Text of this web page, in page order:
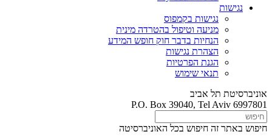
נגישות
נגישות בקמפוס
מניעה וטיפול בהטרדה מינית
הנחיות בדבר חוק חופש המידע
הצהרת נגישות
הגנת הפרטיות
תנאי שימוש
אוניברסיטת תל אביב
P.O. Box 39040, Tel Aviv 6997801
חיפוש באתר זה חיפוש בכל האוניברסיטה